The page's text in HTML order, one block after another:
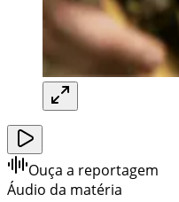
Ouça a reportagem
Áudio da matéria